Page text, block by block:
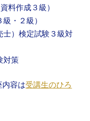
料作成３級）
・２級）
士）検定試験３級対
対策
容は受講生のひろ